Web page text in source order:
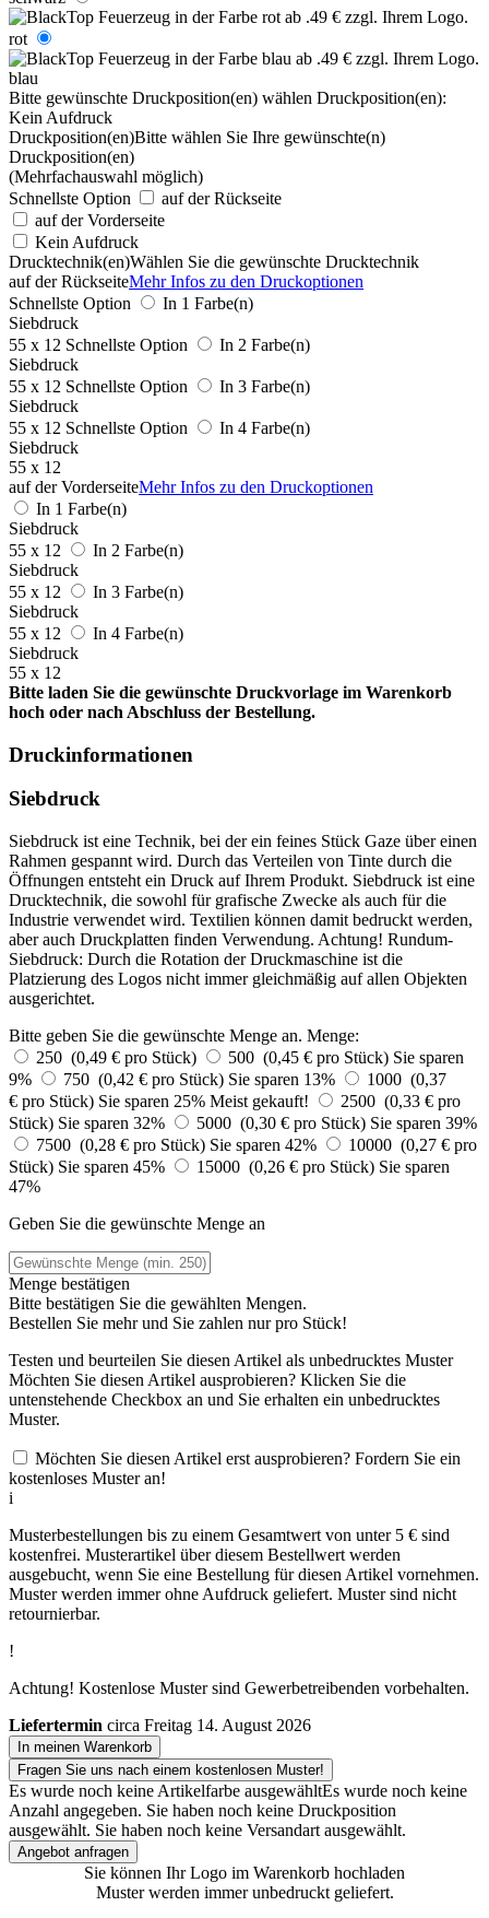
rot
blau
Bitte gewünschte Druckposition(en) wählen Druckposition(en):
Kein Aufdruck
Druckposition(en)Bitte wählen Sie Ihre gewünschte(n)
Druckposition(en)
(Mehrfachauswahl möglich)
Schnellste Option
auf der Rückseite
auf der Vorderseite
Kein Aufdruck
Drucktechnik(en)Wählen Sie die gewünschte Drucktechnik
auf der RückseiteMehr Infos zu den Druckoptionen
Schnellste Option
In 1 Farbe(n)
Siebdruck
55 x 12 Schnellste Option
In 2 Farbe(n)
Siebdruck
55 x 12 Schnellste Option
In 3 Farbe(n)
Siebdruck
55 x 12 Schnellste Option
In 4 Farbe(n)
Siebdruck
55 x 12
auf der VorderseiteMehr Infos zu den Druckoptionen
In 1 Farbe(n)
Siebdruck
55 x 12
In 2 Farbe(n)
Siebdruck
55 x 12
In 3 Farbe(n)
Siebdruck
55 x 12
In 4 Farbe(n)
Siebdruck
55 x 12
Bitte laden Sie die gewünschte Druckvorlage im Warenkorb
hoch oder nach Abschluss der Bestellung.
Druckinformationen
Siebdruck
Siebdruck ist eine Technik, bei der ein feines Stück Gaze über einen
Rahmen gespannt wird. Durch das Verteilen von Tinte durch die
Öffnungen entsteht ein Druck auf Ihrem Produkt. Siebdruck ist eine
Drucktechnik, die sowohl für grafische Zwecke als auch für die
Industrie verwendet wird. Textilien können damit bedruckt werden,
aber auch Druckplatten finden Verwendung. Achtung! Rundum-
Siebdruck: Durch die Rotation der Druckmaschine ist die
Platzierung des Logos nicht immer gleichmäßig auf allen Objekten
ausgerichtet.
Bitte geben Sie die gewünschte Menge an. Menge:
250 (0,49 € pro Stück)
500 (0,45 € pro Stück) Sie sparen
9%
750 (0,42 € pro Stück) Sie sparen 13%
1000 (0,37
€ pro Stück) Sie sparen 25% Meist gekauft!
2500 (0,33 € pro
Stück) Sie sparen 32% 5000 (0,30 € pro Stück) Sie sparen 39%
7500 (0,28 € pro Stück) Sie sparen 42%
10000 (0,27 € pro
Stück) Sie sparen 45% 15000 (0,26 € pro Stück) Sie sparen
47%
Geben Sie die gewünschte Menge an
Menge bestätigen
Bitte bestätigen Sie die gewählten Mengen.
Bestellen Sie mehr und Sie zahlen nurpro Stück!
Testen und beurteilen Sie diesen Artikel als unbedrucktes Muster
Möchten Sie diesen Artikel ausprobieren? Klicken Sie die
untenstehende Checkbox an und Sie erhalten ein unbedrucktes
Muster.
Möchten Sie diesen Artikel erst ausprobieren? Fordern Sie ein
kostenloses Muster an!
i
Musterbestellungen bis zu einem Gesamtwert von unter 5 € sind
kostenfrei. Musterartikel über diesem Bestellwert werden
ausgebucht, wenn Sie eine Bestellung für diesen Artikel vornehmen.
Muster werden immer ohne Aufdruck geliefert. Muster sind nicht
retournierbar.
!
Achtung! Kostenlose Muster sind Gewerbetreibenden vorbehalten.
Liefertermin circa Freitag 14. August 2026
In meinen Warenkorb
Fragen Sie uns nach einem kostenlosen Muster!
Es wurde noch keine Artikelfarbe ausgewähltEs wurde noch keine
Anzahl angegeben. Sie haben noch keine Druckposition
ausgewählt. Sie haben noch keine Versandart ausgewählt.
Angebot anfragen
Sie können Ihr Logo im Warenkorb hochladen
Muster werden immer unbedruckt geliefert.